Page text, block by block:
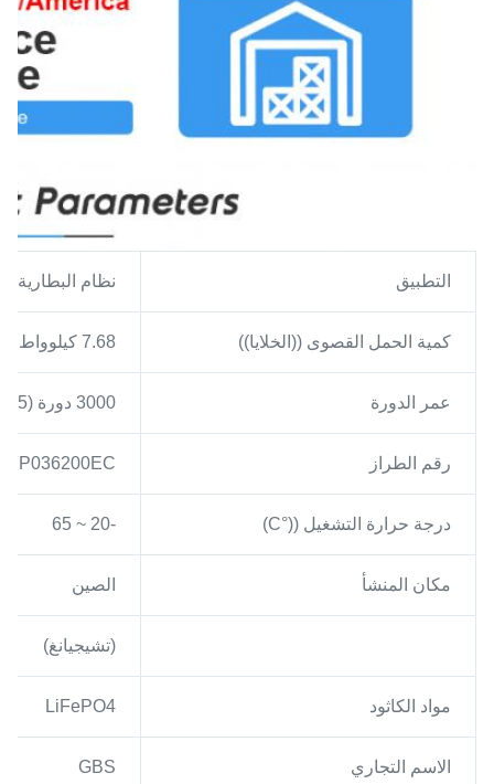
التطبيق نظام البطارية
كمية الحمل القصوى ((الخلايا)) 7.68 كيلوواط
عمر الدورة 3000 دورة (25 درجة مئوية / 80٪ DOD)
رقم الطراز FP036200EC
درجة حرارة التشغيل ((°C) -20 ~ 65
مكان المنشأ الصين
(تشيجيانغ)
مواد الكاثود LiFePO4
الاسم التجاري GBS